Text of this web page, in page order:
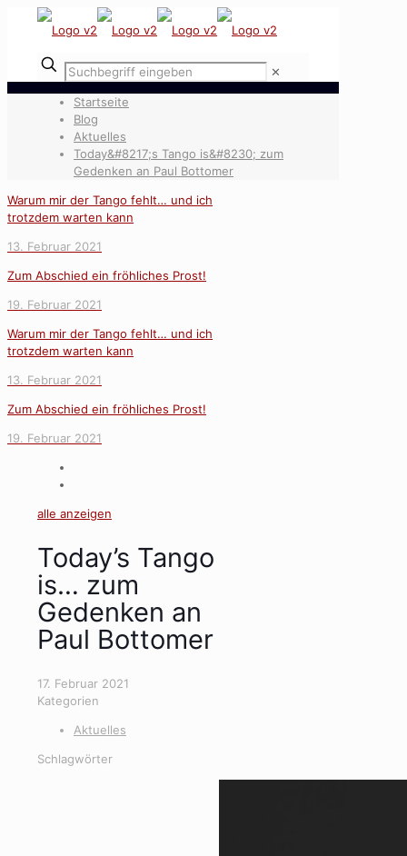
✕
Startseite
Blog
Aktuelles
Today&#8217;s Tango is&#8230; zum
Gedenken an Paul Bottomer
Warum mir der Tango fehlt… und ich
trotzdem warten kann
13. Februar 2021
Zum Abschied ein fröhliches Prost!
19. Februar 2021
Warum mir der Tango fehlt… und ich
trotzdem warten kann
13. Februar 2021
Zum Abschied ein fröhliches Prost!
19. Februar 2021
alle anzeigen
Today’s Tango
is… zum
Gedenken an
Paul Bottomer
17. Februar 2021
Kategorien
Aktuelles
Schlagwörter